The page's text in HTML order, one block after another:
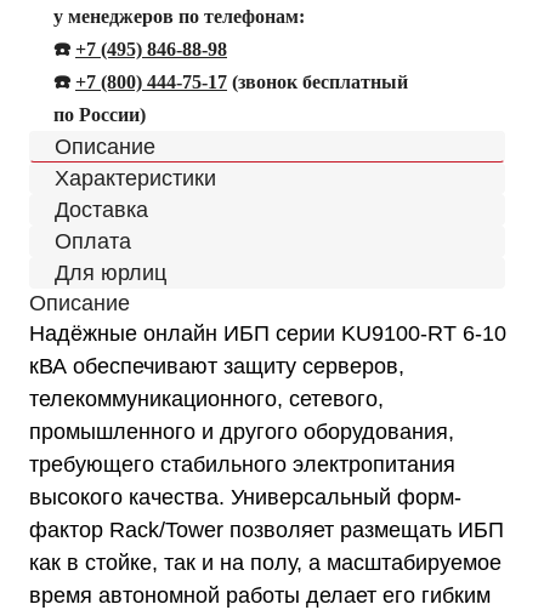
у менеджеров по телефонам:
☎️ +7 (495) 846-88-98
☎️ +7 (800) 444-75-17 (звонок бесплатный
по России)
Описание
Характеристики
Доставка
Оплата
Для юрлиц
Описание
Надёжные онлайн ИБП серии KU9100-RT 6-10
кВА обеспечивают защиту серверов,
телекоммуникационного, сетевого,
промышленного и другого оборудования,
требующего стабильного электропитания
высокого качества. Универсальный форм-
фактор Rack/Tower позволяет размещать ИБП
как в стойке, так и на полу, а масштабируемое
время автономной работы делает его гибким